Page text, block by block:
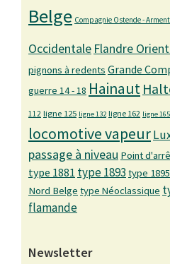
Belge Compagnie Ostende -
Occidentale Flandre
pignons à redents Grande
guerre 14 - 18 Hainaut
112 ligne 125 ligne 132 ligne 162 ligne 165
locomotive vapeur
passage à niveau Point
type 1881 type 1893 type 1895
Nord Belge type Néoclassique
flamande
Newsletter